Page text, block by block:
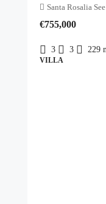
Santa Rosalia
€755,000
3 3 229
VILLA